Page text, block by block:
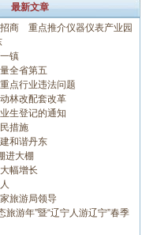
最新文章
商 重点推介仪器仪表产业园
镇
全省第五
点行业违法问题
林改配套改革
生登记的通知
措施
和谐丹东
进大棚
幅增长
旅游局领导
旅游年”暨“辽宁人游辽宁”春季